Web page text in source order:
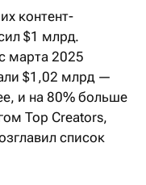
контент-
$1 млрд.
марта 2025
$1,02 млрд —
и на 80% больше
Top Creators,
список